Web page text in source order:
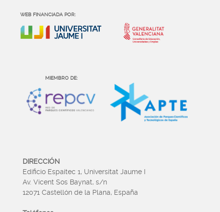
WEB FINANCIADA POR:
MIEMBRO DE:
DIRECCIÓN
Edificio Espaitec 1, Universitat Jaume I
Av. Vicent Sos Baynat, s/n
12071 Castellón de la Plana, España